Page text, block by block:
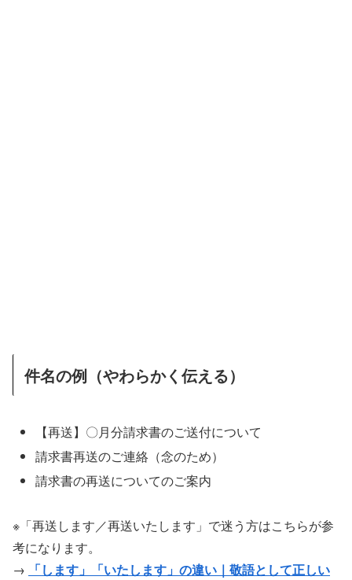
件名の例（やわらかく伝える）
【再送】〇月分請求書のご送付について
請求書再送のご連絡（念のため）
請求書の再送についてのご案内
※「再送します／再送いたします」で迷う方はこちらが参
考になります。
→
「します」「いたします」の違い｜敬語として正しい